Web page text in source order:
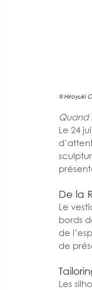
@Hiroyuki
Quand
Le 24
De la
Le
bords
de
de
Les